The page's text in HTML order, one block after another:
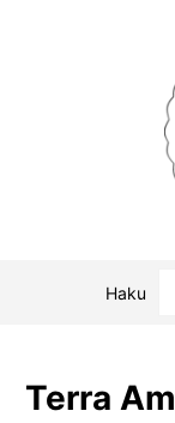
Haku
Terra